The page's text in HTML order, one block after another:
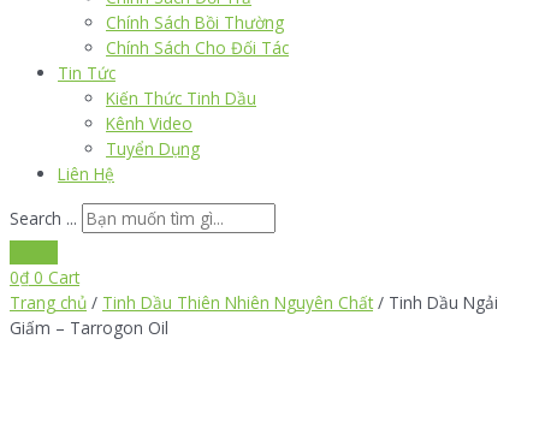
Chính Sách Bồi Thường
Chính Sách Cho Đối Tác
Tin Tức
Kiến Thức Tinh Dầu
Kênh Video
Tuyển Dụng
Liên Hệ
Search ...
0₫ 0 Cart
Trang chủ / Tinh Dầu Thiên Nhiên Nguyên Chất/ Tinh Dầu Ngải
Giấm – Tarrogon Oil